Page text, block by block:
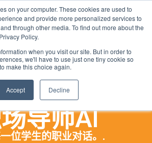
on your computer. These cookies are used to
and provide more personalized services to
through other media. To find out more about the
Policy.
when you visit our site. But in order to
we'll have to use just one tiny cookie so
make this choice again.
Accept Decline
导师AI
位学生的职业对话。.
Chinese
English
Spanish
Hindi
Tagalog